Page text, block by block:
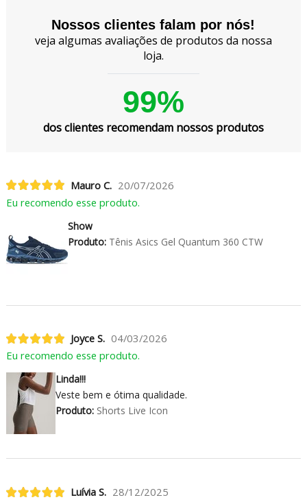
Nossos clientes falam por nós!
veja algumas avaliações de produtos da nossa
loja.
99%
dos clientes recomendam nossos produtos
Mauro C. 20/07/2026
Eu recomendo esse produto.
Show
Produto:Tênis Asics Gel Quantum 360 CTW
Joyce S. 04/03/2026
Eu recomendo esse produto.
Linda!!!
Veste bem e ótima qualidade.
Produto:Shorts Live Icon
Luívia S. 28/12/2025